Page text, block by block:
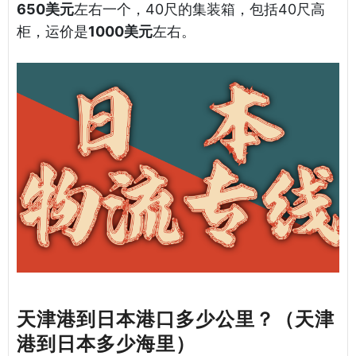
650美元左右一个，40尺的集装箱，包括40尺高
柜，运价是1000美元左右。
天津港到日本港口多少公里？（天津
港到日本多少海里）